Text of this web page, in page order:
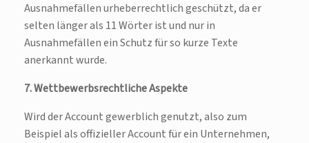
Ausnahmefällen urheberrechtlich geschützt, da er
selten länger als 11 Wörter ist und nur in
Ausnahmefällen ein Schutz für so kurze Texte
anerkannt wurde.
7. Wettbewerbsrechtliche Aspekte
Wird der Account gewerblich genutzt, also zum
Beispiel als offizieller Account für ein Unternehmen,